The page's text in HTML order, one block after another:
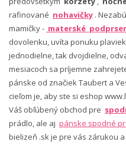
rafinované nohavičky .
mamičky - materské
dovolenku, uvíta ponuku
jednodielne, tak dvojdielne,
mesiacoch sa príjemne
pánske od značiek Taubert a
cieľom je, aby ste si eshop
Váš obľúbený obchod pre
prádlo, ale aj pánske spodné
bielizeň .sk je pre vás zárukou